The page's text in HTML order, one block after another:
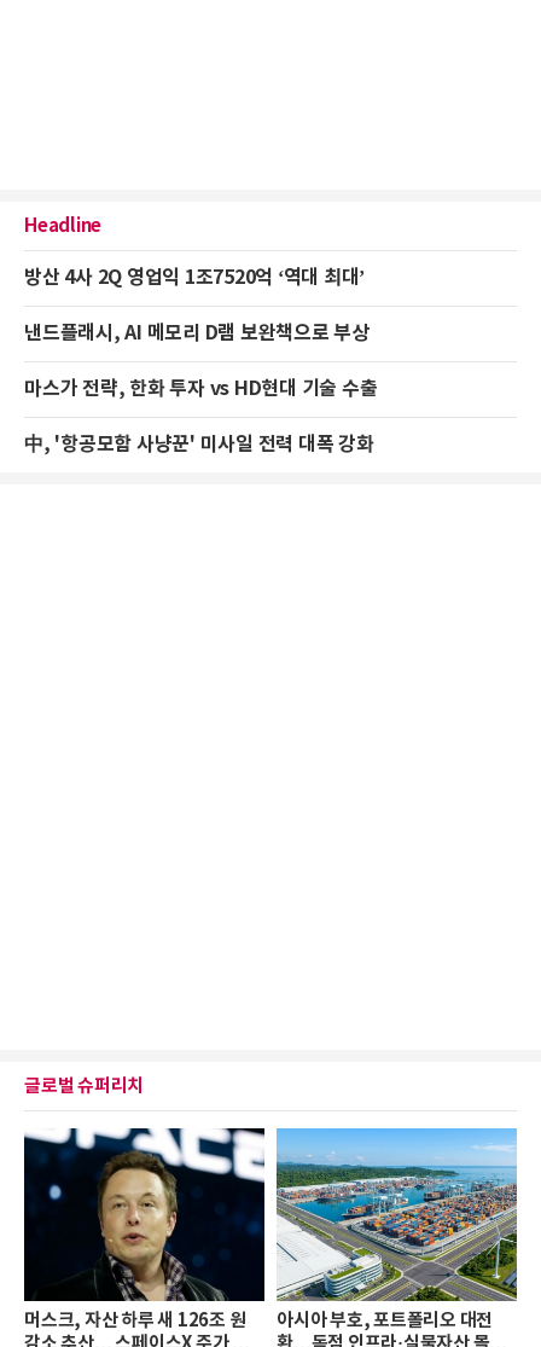
Headline
방산 4사 2Q 영업익 1조7520억 ‘역대 최대’
낸드플래시, AI 메모리 D램 보완책으로 부상
마스가 전략, 한화 투자 vs HD현대 기술 수출
中, '항공모함 사냥꾼' 미사일 전력 대폭 강화
글로벌 슈퍼리치
머스크, 자산 하루 새 126조 원
아시아 부호, 포트폴리오 대전